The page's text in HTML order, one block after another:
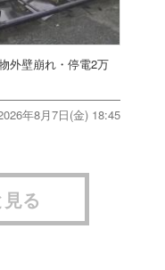
外壁崩れ・停電2万
年8月7日(金) 18:45
る